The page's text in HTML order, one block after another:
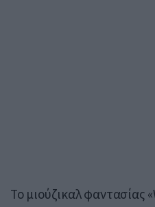
Το μιούζικαλ φαντασίας